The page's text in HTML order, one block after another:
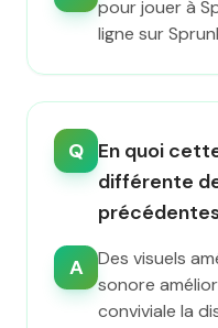
pour jouer à
ligne sur
Q En quoi
différente
A
Des visuels
sonore
conviviale la